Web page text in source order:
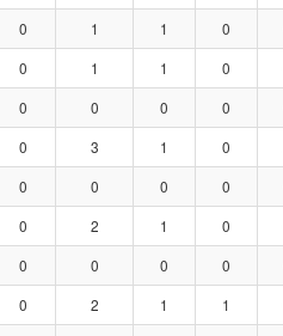
0 1 1 0
0 1 1 0
0 0 0 0
0 3 1 0
0 0 0 0
0 2 1 0
0 0 0 0
0 2 1 1